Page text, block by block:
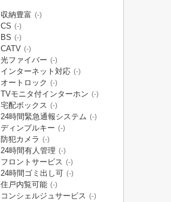
収納豊富 (-)
CS (-)
BS (-)
CATV (-)
光ファイバー (-)
インターネット対応 (-)
オートロック (-)
TVモニタ付インターホン (-)
宅配ボックス (-)
24時間緊急通報システム (-)
ディンプルキー (-)
防犯カメラ (-)
24時間有人管理 (-)
フロントサービス (-)
24時間ゴミ出し可 (-)
住戸内覧可能 (-)
コンシェルジュサービス (-)